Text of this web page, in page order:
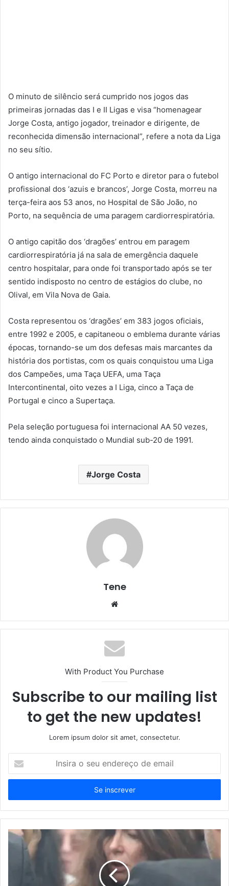
O minuto de silêncio será cumprido nos jogos das
primeiras jornadas das I e II Ligas e visa “homenagear
Jorge Costa, antigo jogador, treinador e dirigente, de
reconhecida dimensão internacional”, refere a nota da Liga
no seu sítio.
O antigo internacional do FC Porto e diretor para o futebol
profissional dos ‘azuis e brancos’, Jorge Costa, morreu na
terça-feira aos 53 anos, no Hospital de São João, no
Porto, na sequência de uma paragem cardiorrespiratória.
O antigo capitão dos ‘dragões’ entrou em paragem
cardiorrespiratória já na sala de emergência daquele
centro hospitalar, para onde foi transportado após se ter
sentido indisposto no centro de estágios do clube, no
Olival, em Vila Nova de Gaia.
Costa representou os ‘dragões’ em 383 jogos oficiais,
entre 1992 e 2005, e capitaneou o emblema durante várias
épocas, tornando-se um dos defesas mais marcantes da
história dos portistas, com os quais conquistou uma Liga
dos Campeões, uma Taça UEFA, uma Taça
Intercontinental, oito vezes a I Liga, cinco a Taça de
Portugal e cinco a Supertaça.
Pela seleção portuguesa foi internacional AA 50 vezes,
tendo ainda conquistado o Mundial sub-20 de 1991.
Jorge Costa
Tene
Website
With Product You Purchase
Subscribe to our mailing list
to get the new updates!
Lorem ipsum dolor sit amet, consectetur.
seu
de
email